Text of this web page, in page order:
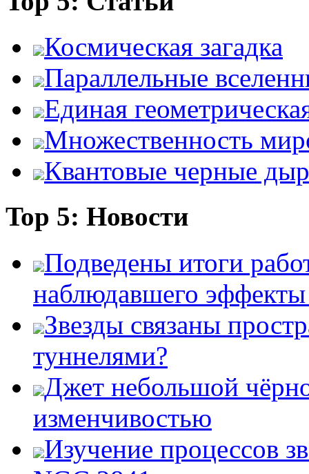
Космическая загадка
Параллельные
Единая
Множественность
Квантовые черные
Top 5: Новости
Подведены итоги
наблюдавшего
Звезды связаны
туннелями?
Джет небольшой
изменчивостью
Изучение процессов